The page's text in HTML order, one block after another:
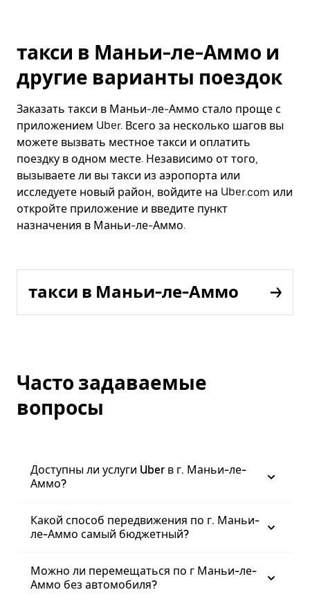
такси в Маньи-ле-Аммо и
другие варианты поездок
Заказать такси в Маньи-ле-Аммо стало проще с
приложением Uber. Всего за несколько шагов вы
можете вызвать местное такси и оплатить
поездку в одном месте. Независимо от того,
вызываете ли вы такси из аэропорта или
исследуете новый район, войдите на Uber.com или
откройте приложение и введите пункт
назначения в Маньи-ле-Аммо.
такси в Маньи-ле-Аммо
Часто задаваемые
вопросы
Доступны ли услуги Uber в г. Маньи-ле-
Аммо?
Какой способ передвижения по г. Маньи-
ле-Аммо самый бюджетный?
Можно ли перемещаться по г Маньи-ле-
Аммо без автомобиля?